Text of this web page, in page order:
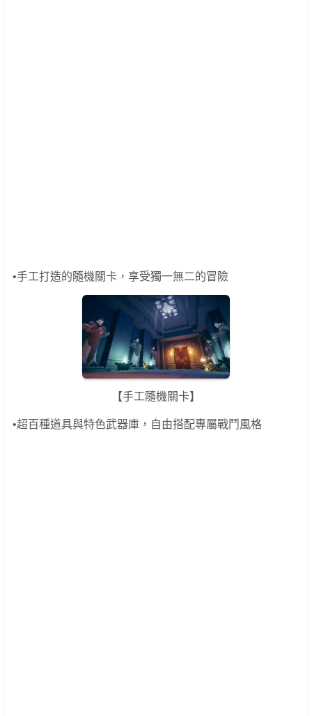
•手工打造的隨機關卡，享受獨一無二的冒險
【手工隨機關卡】
•超百種道具與特色武器庫，自由搭配專屬戰鬥風格